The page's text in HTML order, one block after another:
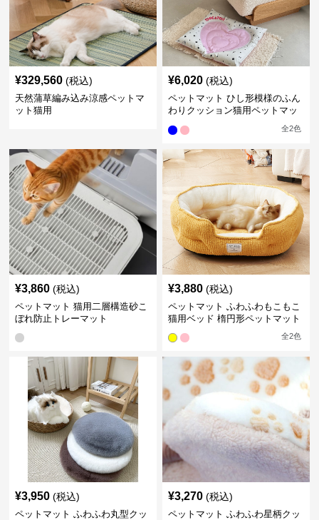
¥329,560 (税込)
天然蒲草編み込み涼感ペットマ
ット猫用
¥6,020 (税込)
ペットマット ひし形模様のふん
わりクッション猫用ペットマッ
全2色
¥3,860 (税込)
ペットマット 猫用二層構造砂こ
ぼれ防止トレーマット
¥3,880 (税込)
ペットマット ふわふわもこもこ
猫用ベッド 楕円形ペットマット
全2色
¥3,950 (税込)
ペットマット ふわふわ丸型クッ
¥3,270 (税込)
ペットマット ふわふわ星柄クッ